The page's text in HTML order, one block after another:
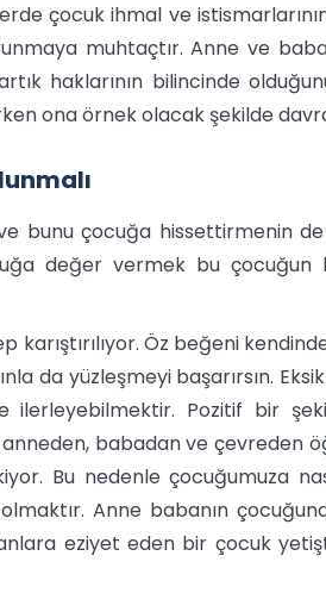
çocuk ihmal ve
muhtaçtır. Anne ve
haklarının bilincinde
ona örnek olacak şekilde
bunu çocuğa hissettirmenin
değer vermek bu çocuğun
karıştırılıyor. Öz beğeni
da yüzleşmeyi başarırsın.
ilerleyebilmektir. Pozitif bir
babadan ve çevreden
Bu nedenle çocuğumuza
Anne babanın
eziyet eden bir çocuk